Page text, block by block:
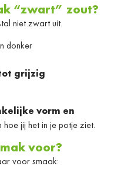
“zwart” zout?
niet zwart uit.
donker
grijzig
vorm en
hoe jij het in je potje ziet.
voor?
voor smaak: